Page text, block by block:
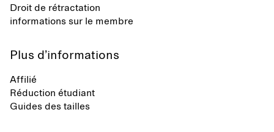
Droit de rétractation
informations sur le membre
Plus d’informations
Affilié
Réduction étudiant
Guides des tailles